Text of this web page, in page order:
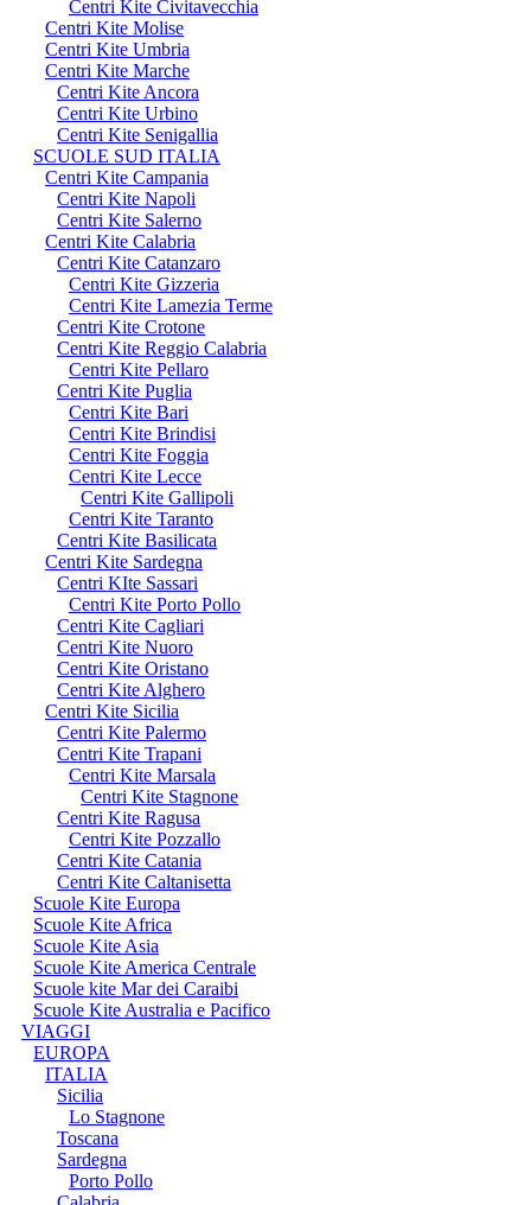
Centri Kite Civitavecchia
Centri Kite Molise
Centri Kite Umbria
Centri Kite Marche
Centri Kite Ancora
Centri Kite Urbino
Centri Kite Senigallia
SCUOLE SUD ITALIA
Centri Kite Campania
Centri Kite Napoli
Centri Kite Salerno
Centri Kite Calabria
Centri Kite Catanzaro
Centri Kite Gizzeria
Centri Kite Lamezia Terme
Centri Kite Crotone
Centri Kite Reggio Calabria
Centri Kite Pellaro
Centri Kite Puglia
Centri Kite Bari
Centri Kite Brindisi
Centri Kite Foggia
Centri Kite Lecce
Centri Kite Gallipoli
Centri Kite Taranto
Centri Kite Basilicata
Centri Kite Sardegna
Centri KIte Sassari
Centri Kite Porto Pollo
Centri Kite Cagliari
Centri Kite Nuoro
Centri Kite Oristano
Centri Kite Alghero
Centri Kite Sicilia
Centri Kite Palermo
Centri Kite Trapani
Centri Kite Marsala
Centri Kite Stagnone
Centri Kite Ragusa
Centri Kite Pozzallo
Centri Kite Catania
Centri Kite Caltanisetta
Scuole Kite Europa
Scuole Kite Africa
Scuole Kite Asia
Scuole Kite America Centrale
Scuole kite Mar dei Caraibi
Scuole Kite Australia e Pacifico
VIAGGI
EUROPA
ITALIA
Sicilia
Lo Stagnone
Toscana
Sardegna
Porto Pollo